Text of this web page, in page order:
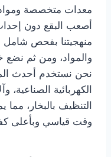
معدات متخصصة
أصعب البقع دون
منهجيتنا بفحص شامل
والمواد، ومن ثم
نحن نستخدم أحدث
الكهربائية الصناعية،
التنظيف بالبخار، مما
وقت قياسي وبأعلى